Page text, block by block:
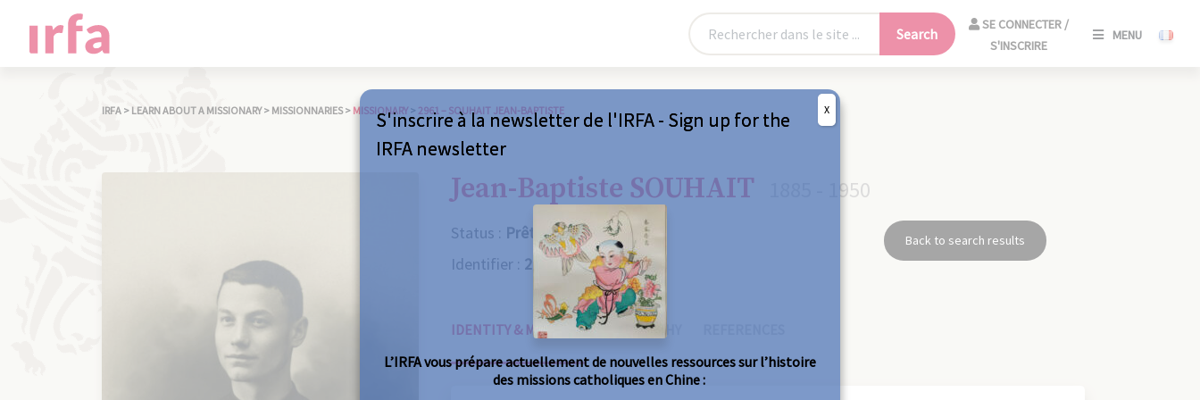
Search
SE CONNECTER /
S'INSCRIRE
MENU
IRFA > LEARN ABOUT A MISSIONARY > MISSIONNARIES > MISSIONARY > 2961 – SOUHAIT JEAN-BAPTISTE
Jean-Baptiste SOUHAIT 1885 - 1950
Status : Prêtre
Identifier : 2961
Back to search results
IDENTITY & MISSIONS BIOGRAPHY
S'inscrire à la newsletter de l'IRFA - Sign up for the
IRFA newsletter
L’IRFA vous prépare actuellement de nouvelles ressources sur l’histoire
des missions catholiques en Chine :
X